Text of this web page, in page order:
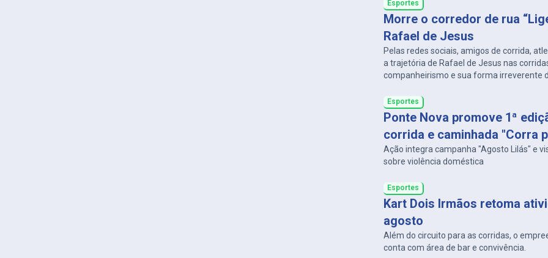
Esportes
Morre o corredor de rua
Rafael de Jesus
Pelas redes sociais, amigos de corrida,
a trajetória de Rafael de Jesus nas
companheirismo e sua forma irreverente
Esportes
Ponte Nova promove 1ª
corrida e caminhada "Corra
Ação integra campanha "Agosto Lilás" e
sobre violência doméstica
Esportes
Kart Dois Irmãos retoma
agosto
Além do circuito para as corridas, o
conta com área de bar e convivência.